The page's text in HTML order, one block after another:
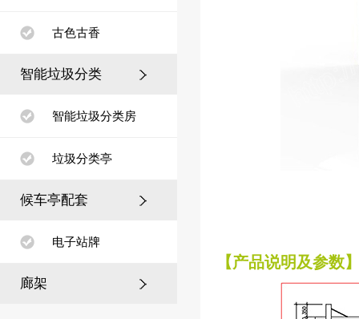
古色古香
智能垃圾分类
智能垃圾分类房
垃圾分类亭
候车亭配套
电子站牌
廊架
城？揭秘市政候车亭建设背后
【产品说明及参数